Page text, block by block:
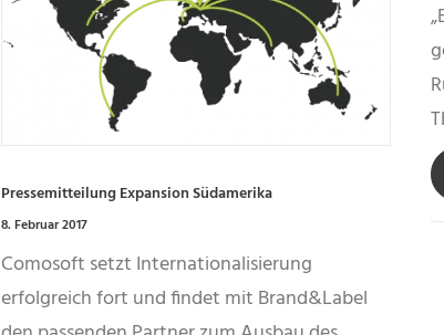
Pressemitteilung Expansion Südamerika
8. Februar 2017
Comosoft setzt Internationalisierung
erfolgreich fort und findet mit Brand&Label